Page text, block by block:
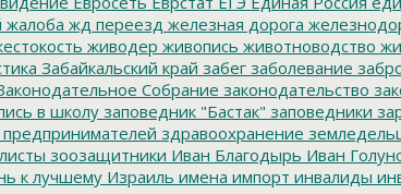
жалоба жд переезд железная дорога
живодер живопись животноводство
Забайкальский край забег заболевание
Собрание законодательство
в школу заповедник "Бастак" заповедники
здравоохранение
зоозащитники Иван Благодырь Иван
к лучшему Израиль имена импорт инвалиды